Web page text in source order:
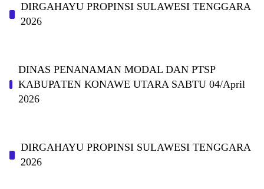
DIRGAHAYU PROPINSI SULAWESI TENGGARA
2026
DINAS PΕΝΑΝΑΜAN MODAL DAN PTSP
KABUPAΤΕΝ ΚΟNAWE UTARA SABTU 04/April
2026
DIRGAHAYU PROPINSI SULAWESI TENGGARA
2026